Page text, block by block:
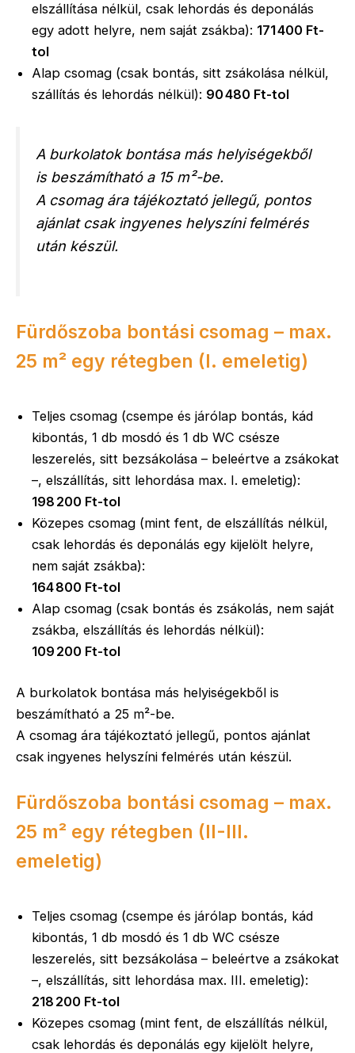
elszállítása nélkül, csak lehordás és deponálás
egy adott helyre, nem saját zsákba): 171 400 Ft-
tol
Alap csomag (csak bontás, sitt zsákolása nélkül,
szállítás és lehordás nélkül): 90 480 Ft-tol
A burkolatok bontása más helyiségekből
is beszámítható a 15 m²-be.
A csomag ára tájékoztató jellegű, pontos
ajánlat csak ingyenes helyszíni felmérés
után készül.
Fürdőszoba bontási csomag – max.
25 m² egy rétegben (I. emeletig)
Teljes csomag (csempe és járólap bontás, kád
kibontás, 1 db mosdó és 1 db WC csésze
leszerelés, sitt bezsákolása – beleértve a zsákokat
–, elszállítás, sitt lehordása max. I. emeletig):
198 200 Ft-tol
Közepes csomag (mint fent, de elszállítás nélkül,
csak lehordás és deponálás egy kijelölt helyre,
nem saját zsákba):
164 800 Ft-tol
Alap csomag (csak bontás és zsákolás, nem saját
zsákba, elszállítás és lehordás nélkül):
109 200 Ft-tol
A burkolatok bontása más helyiségekből is
beszámítható a 25 m²-be.
A csomag ára tájékoztató jellegű, pontos ajánlat
csak ingyenes helyszíni felmérés után készül.
Fürdőszoba bontási csomag – max.
25 m² egy rétegben (II-III.
emeletig)
Teljes csomag (csempe és járólap bontás, kád
kibontás, 1 db mosdó és 1 db WC csésze
leszerelés, sitt bezsákolása – beleértve a zsákokat
–, elszállítás, sitt lehordása max. III. emeletig):
218 200 Ft-tol
Közepes csomag (mint fent, de elszállítás nélkül,
csak lehordás és deponálás egy kijelölt helyre,